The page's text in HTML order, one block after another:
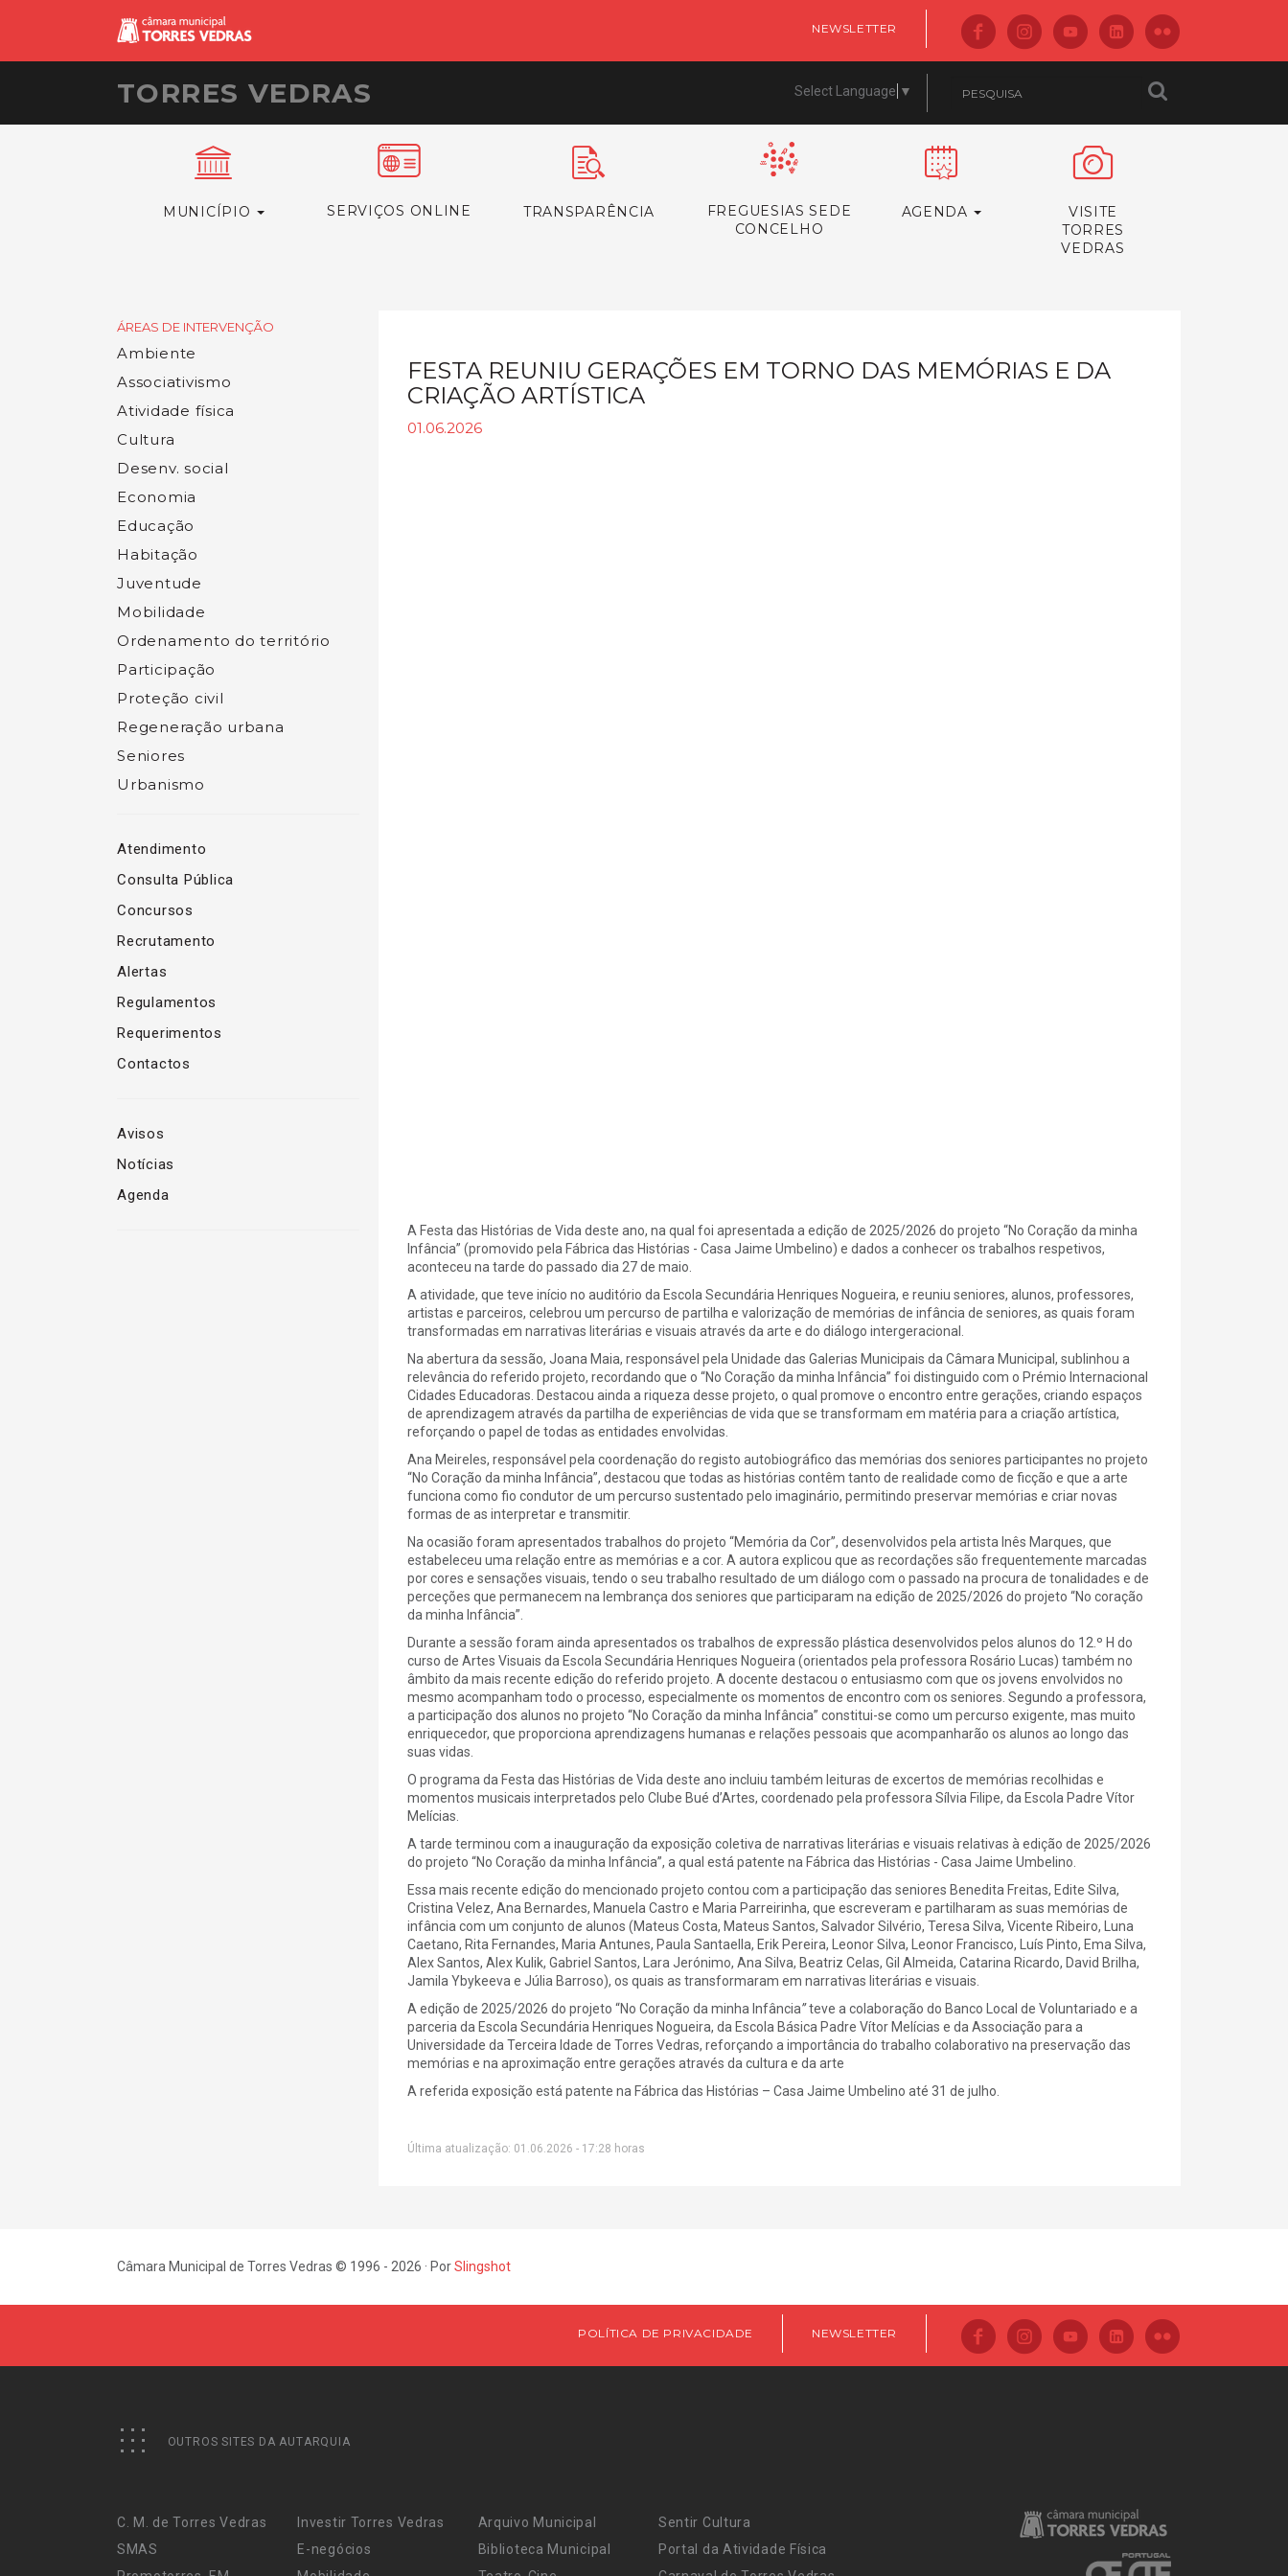
NEWSLETTER
TORRES VEDRAS Select Language ▼
MUNICÍPIO SERVIÇOS ONLINE TRANSPARÊNCIA
FREGUESIAS SEDE
CONCELHO
AGENDA
VISITE
TORRES
VEDRAS
ÁREAS DE INTERVENÇÃO
Ambiente
Associativismo
Atividade física
Cultura
Desenv. social
Economia
Educação
Habitação
Juventude
Mobilidade
Ordenamento do território
Participação
Proteção civil
Regeneração urbana
Seniores
Urbanismo
Atendimento
Consulta Pública
Concursos
Recrutamento
Alertas
Regulamentos
Requerimentos
Contactos
Avisos
Notícias
Agenda
FESTA REUNIU GERAÇÕES EM TORNO DAS MEMÓRIAS E DA
CRIAÇÃO ARTÍSTICA
01.06.2026
A Festa das Histórias de Vida deste ano, na qual foi apresentada a edição de 2025/2026 do projeto “No Coração da minha
Infância” (promovido pela Fábrica das Histórias - Casa Jaime Umbelino) e dados a conhecer os trabalhos respetivos,
aconteceu na tarde do passado dia 27 de maio.
A atividade, que teve início no auditório da Escola Secundária Henriques Nogueira, e reuniu seniores, alunos, professores,
artistas e parceiros, celebrou um percurso de partilha e valorização de memórias de infância de seniores, as quais foram
transformadas em narrativas literárias e visuais através da arte e do diálogo intergeracional.
Na abertura da sessão, Joana Maia, responsável pela Unidade das Galerias Municipais da Câmara Municipal, sublinhou a
relevância do referido projeto, recordando que o “No Coração da minha Infância” foi distinguido com o Prémio Internacional
Cidades Educadoras. Destacou ainda a riqueza desse projeto, o qual promove o encontro entre gerações, criando espaços
de aprendizagem através da partilha de experiências de vida que se transformam em matéria para a criação artística,
reforçando o papel de todas as entidades envolvidas.
Ana Meireles, responsável pela coordenação do registo autobiográfico das memórias dos seniores participantes no projeto
“No Coração da minha Infância”, destacou que todas as histórias contêm tanto de realidade como de ficção e que a arte
funciona como fio condutor de um percurso sustentado pelo imaginário, permitindo preservar memórias e criar novas
formas de as interpretar e transmitir.
Na ocasião foram apresentados trabalhos do projeto “Memória da Cor”, desenvolvidos pela artista Inês Marques, que
estabeleceu uma relação entre as memórias e a cor. A autora explicou que as recordações são frequentemente marcadas
por cores e sensações visuais, tendo o seu trabalho resultado de um diálogo com o passado na procura de tonalidades e de
perceções que permanecem na lembrança dos seniores que participaram na edição de 2025/2026 do projeto “No coração
da minha Infância”.
Durante a sessão foram ainda apresentados os trabalhos de expressão plástica desenvolvidos pelos alunos do 12.º H do
curso de Artes Visuais da Escola Secundária Henriques Nogueira (orientados pela professora Rosário Lucas) também no
âmbito da mais recente edição do referido projeto. A docente destacou o entusiasmo com que os jovens envolvidos no
mesmo acompanham todo o processo, especialmente os momentos de encontro com os seniores. Segundo a professora,
a participação dos alunos no projeto “No Coração da minha Infância” constitui-se como um percurso exigente, mas muito
enriquecedor, que proporciona aprendizagens humanas e relações pessoais que acompanharão os alunos ao longo das
suas vidas.
O programa da Festa das Histórias de Vida deste ano incluiu também leituras de excertos de memórias recolhidas e
momentos musicais interpretados pelo Clube Bué d’Artes, coordenado pela professora Sílvia Filipe, da Escola Padre Vítor
Melícias.
A tarde terminou com a inauguração da exposição coletiva de narrativas literárias e visuais relativas à edição de 2025/2026
do projeto “No Coração da minha Infância”, a qual está patente na Fábrica das Histórias - Casa Jaime Umbelino.
Essa mais recente edição do mencionado projeto contou com a participação das seniores Benedita Freitas, Edite Silva,
Cristina Velez, Ana Bernardes, Manuela Castro e Maria Parreirinha, que escreveram e partilharam as suas memórias de
infância com um conjunto de alunos (Mateus Costa, Mateus Santos, Salvador Silvério, Teresa Silva, Vicente Ribeiro, Luna
Caetano, Rita Fernandes, Maria Antunes, Paula Santaella, Erik Pereira, Leonor Silva, Leonor Francisco, Luís Pinto, Ema Silva,
Alex Santos, Alex Kulik, Gabriel Santos, Lara Jerónimo, Ana Silva, Beatriz Celas, Gil Almeida, Catarina Ricardo, David Brilha,
Jamila Ybykeeva e Júlia Barroso), os quais as transformaram em narrativas literárias e visuais.
A edição de 2025/2026 do projeto “No Coração da minha Infância”teve a colaboração do Banco Local de Voluntariado e a
parceria da Escola Secundária Henriques Nogueira, da Escola Básica Padre Vítor Melícias e da Associação para a
Universidade da Terceira Idade de Torres Vedras, reforçando a importância do trabalho colaborativo na preservação das
memórias e na aproximação entre gerações através da cultura e da arte
A referida exposição está patente na Fábrica das Histórias – Casa Jaime Umbelino até 31 de julho.
Última atualização: 01.06.2026 - 17:28 horas
Câmara Municipal de Torres Vedras © 1996 - 2026 · PorSlingshot
POLÍTICA DE PRIVACIDADE NEWSLETTER
OUTROS SITES DA AUTARQUIA
C. M. de Torres Vedras
SMAS
Investir Torres Vedras
E-negócios
Arquivo Municipal
Biblioteca Municipal
Sentir Cultura
Portal da Atividade Física